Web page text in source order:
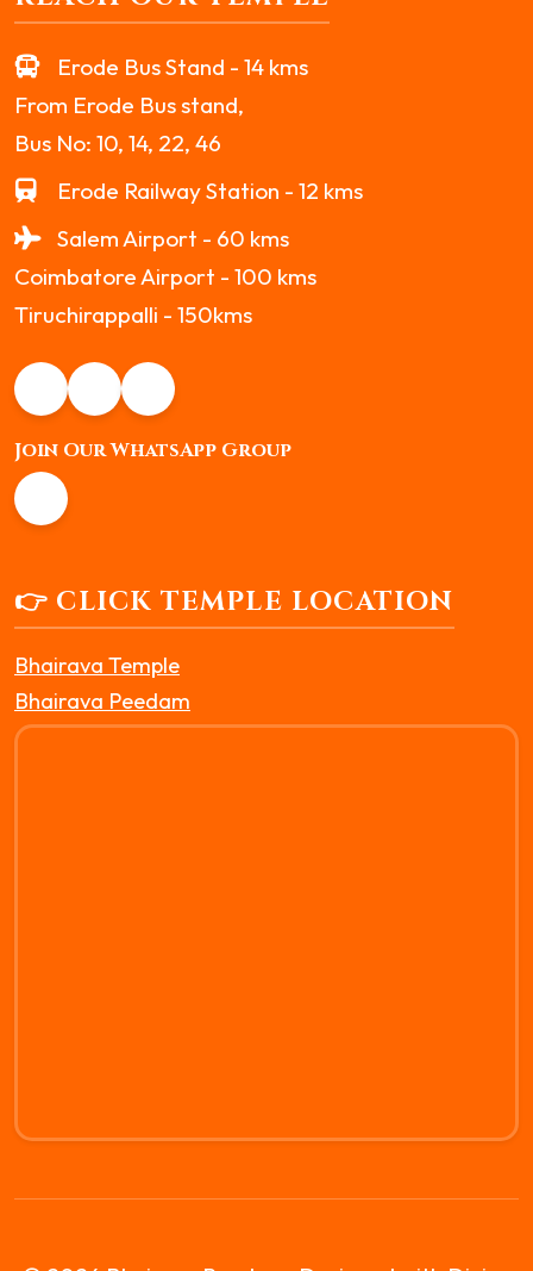
Erode Bus Stand - 14 kms
From Erode Bus stand,
Bus No: 10, 14, 22, 46
Erode Railway Station - 12 kms
Salem Airport - 60 kms
Coimbatore Airport - 100 kms
Tiruchirappalli - 150kms
Join Our WhatsApp Group
👉 CLICK TEMPLE LOCATION
Bhairava Temple
Bhairava Peedam